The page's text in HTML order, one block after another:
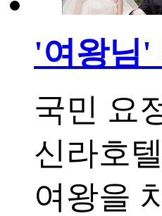
'여왕님'
국민 요
신라호
여왕을